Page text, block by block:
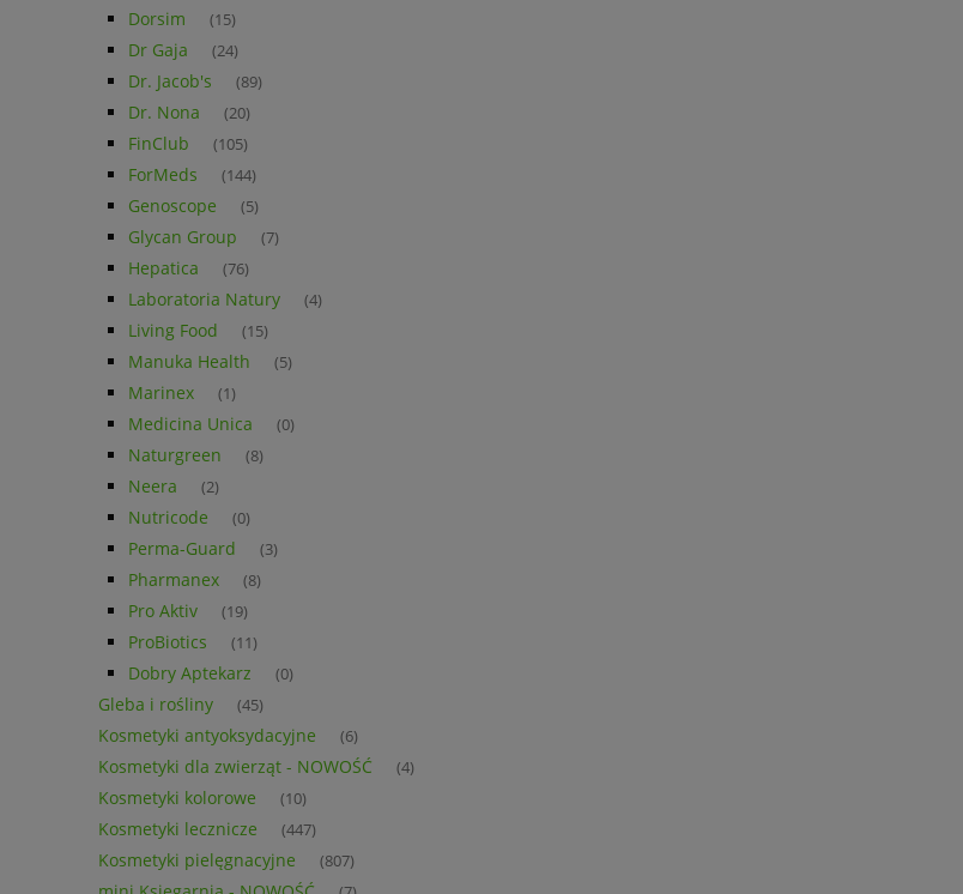
Dorsim (15)
Dr Gaja (24)
Dr. Jacob's (89)
Dr. Nona (20)
FinClub (105)
ForMeds (144)
Genoscope (5)
Glycan Group (7)
Hepatica (76)
Laboratoria Natury (4)
Living Food (15)
Manuka Health (5)
Marinex (1)
Medicina Unica (0)
Naturgreen (8)
Neera (2)
Nutricode (0)
Perma-Guard (3)
Pharmanex (8)
Pro Aktiv (19)
ProBiotics (11)
Dobry Aptekarz (0)
Gleba i rośliny (45)
Kosmetyki antyoksydacyjne (6)
Kosmetyki dla zwierząt - NOWOŚĆ (4)
Kosmetyki kolorowe (10)
Kosmetyki lecznicze (447)
Kosmetyki pielęgnacyjne (807)